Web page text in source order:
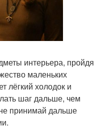
интерьера, пройдя
маленьких
лёгкий холодок и
шаг дальше, чем
принимай дальше